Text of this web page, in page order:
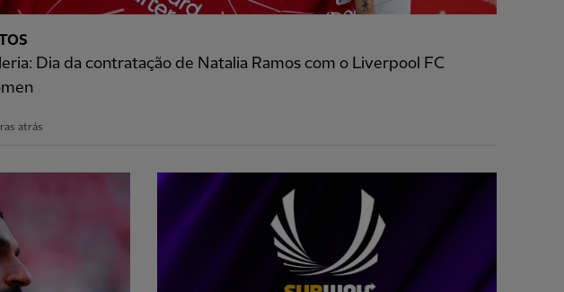
Dia da contratação de Natalia Ramos com o Liverpool FC
atrás